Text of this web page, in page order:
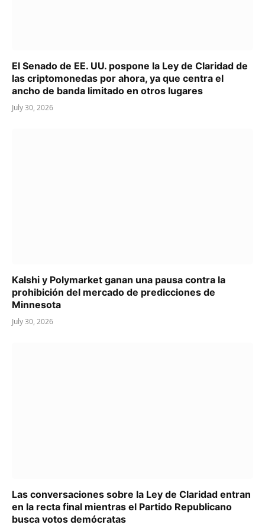
El Senado de EE. UU. pospone la Ley de Claridad de
las criptomonedas por ahora, ya que centra el
ancho de banda limitado en otros lugares
July 30, 2026
Kalshi y Polymarket ganan una pausa contra la
prohibición del mercado de predicciones de
Minnesota
July 30, 2026
Las conversaciones sobre la Ley de Claridad entran
en la recta final mientras el Partido Republicano
busca votos demócratas